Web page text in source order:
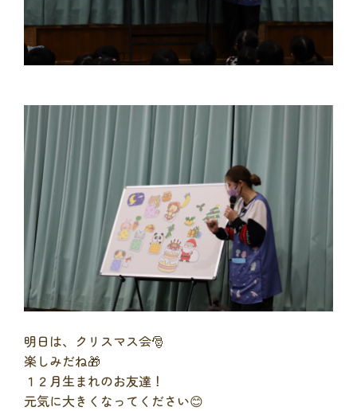
明日は、クリスマス会🎅
楽しみだね🎁
１２月生まれのお友達！
元気に大きくなってください😊